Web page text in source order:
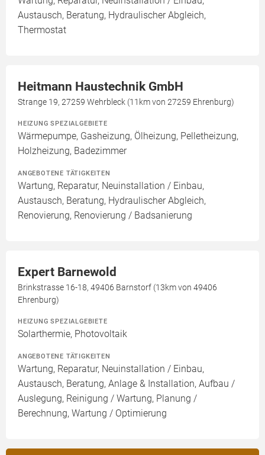
Austausch, Beratung, Hydraulischer Abgleich,
Thermostat
Heitmann Haustechnik GmbH
Strange 19, 27259 Wehrbleck (11km von 27259 Ehrenburg)
HEIZUNG SPEZIALGEBIETE
Wärmepumpe, Gasheizung, Ölheizung, Pelletheizung,
Holzheizung, Badezimmer
ANGEBOTENE TÄTIGKEITEN
Wartung, Reparatur, Neuinstallation / Einbau,
Austausch, Beratung, Hydraulischer Abgleich,
Renovierung, Renovierung / Badsanierung
Expert Barnewold
Brinkstrasse 16-18, 49406 Barnstorf (13km von 49406
Ehrenburg)
HEIZUNG SPEZIALGEBIETE
Solarthermie, Photovoltaik
ANGEBOTENE TÄTIGKEITEN
Wartung, Reparatur, Neuinstallation / Einbau,
Austausch, Beratung, Anlage & Installation, Aufbau /
Auslegung, Reinigung / Wartung, Planung /
Berechnung, Wartung / Optimierung